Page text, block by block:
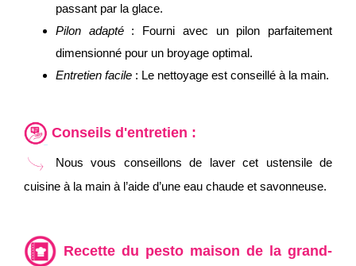
passant par la glace.
Pilon adapté: Fourni avec un pilon parfaitement
dimensionné pour un broyage optimal.
Entretien facile : Le nettoyage est conseillé à la main.
Conseils d'entretien :
Nous vous conseillons de laver cet ustensile de
cuisine à la main à l’aide d’une eau chaude et savonneuse.
Recette du pesto maison de la grand-